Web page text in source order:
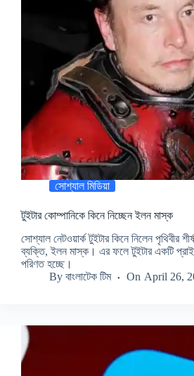
সোশ্যাল মিডিয়া
টুইটার কোম্পানিকে কিনে নিচ্ছেন ইলন মাস্ক
সোশ্যাল নেটওয়ার্ক টুইটার কিনে নিলেন পৃথিবীর
ব্যক্তি, ইলন মাস্ক। এর ফলে টুইটার একটি
পরিণত হচ্ছে।
By বাংলাটেক টিম On April 26,